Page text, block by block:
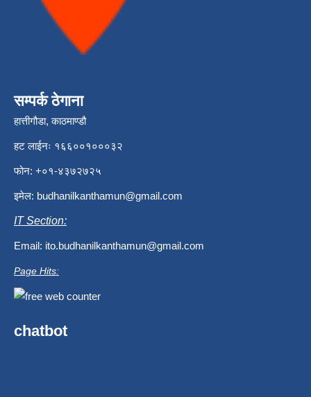
सम्पर्क ठेगाना
हात्तीगौडा, काठमाण्डौ
हट लाईनः १६६००१०००३२
फोन: +०१-४३७२७२५
इमेल: budhanilkanthamun@gmail.com
IT Section:
Email: ito.budhanilkanthamun@gmail.com
Page Hits:
chatbot